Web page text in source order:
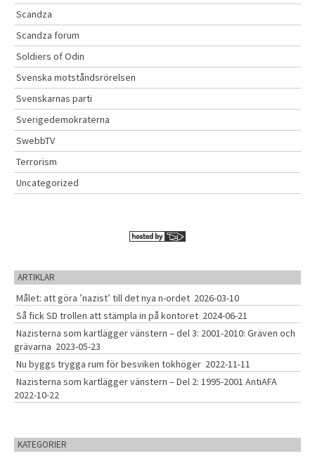
Scandza
Scandza forum
Soldiers of Odin
Svenska motståndsrörelsen
Svenskarnas parti
Sverigedemokraterna
SwebbTV
Terrorism
Uncategorized
ARTIKLAR
Målet: att göra ’nazist’ till det nya n-ordet 2026-03-10
Så fick SD trollen att stämpla in på kontoret 2024-06-21
Nazisterna som kartlägger vänstern – del 3: 2001-2010: Gräven och
grävarna 2023-05-23
Nu byggs trygga rum för besviken tokhöger 2022-11-11
Nazisterna som kartlägger vänstern – Del 2: 1995-2001 AntiAFA
2022-10-22
KATEGORIER